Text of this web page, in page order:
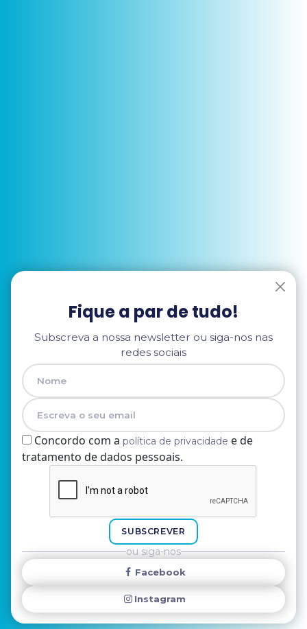
Fique a par de tudo!
Subscreva a nossa newsletter ou siga-nos nas
redes sociais
Nome
E-mail
Concordo com a política de privacidade e de
tratamento de dados pessoais.
SUBSCREVER
ou siga-nos
Facebook
Instagram